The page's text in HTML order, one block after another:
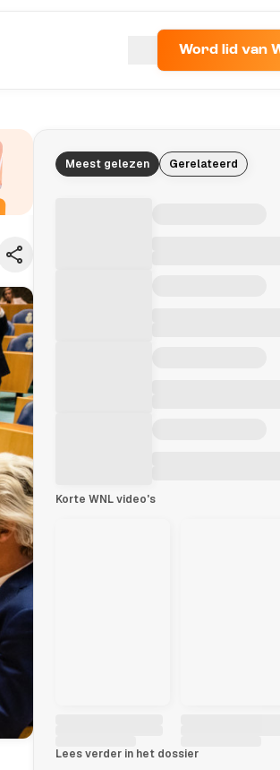
Word lid van
Meest gelezen Gerelateerd
Korte WNL video's
Lees verder in het dossier